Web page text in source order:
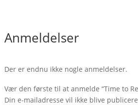
Anmeldelser
Der er endnu ikke nogle anmeldelser.
Vær den første til at anmelde “Time to
Din e-mailadresse vil ikke blive